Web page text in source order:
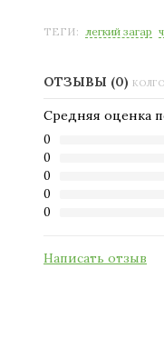
ТЕГИ: легкий загар
ОТЗЫВЫ (0)
Средняя оценка
0
0
0
0
0
Написать отзыв